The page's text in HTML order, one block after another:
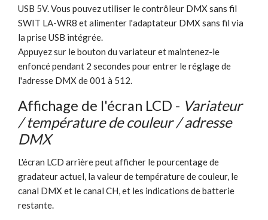
USB 5V. Vous pouvez utiliser le contrôleur DMX sans fil
SWIT LA-WR8 et alimenter l'adaptateur DMX sans fil via
la prise USB intégrée.
Appuyez sur le bouton du variateur et maintenez-le
enfoncé pendant 2 secondes pour entrer le réglage de
l'adresse DMX de 001 à 512.
Affichage de l'écran LCD - Variateur
/ température de couleur / adresse
DMX
L'écran LCD arrière peut afficher le pourcentage de
gradateur actuel, la valeur de température de couleur, le
canal DMX et le canal CH, et les indications de batterie
restante.